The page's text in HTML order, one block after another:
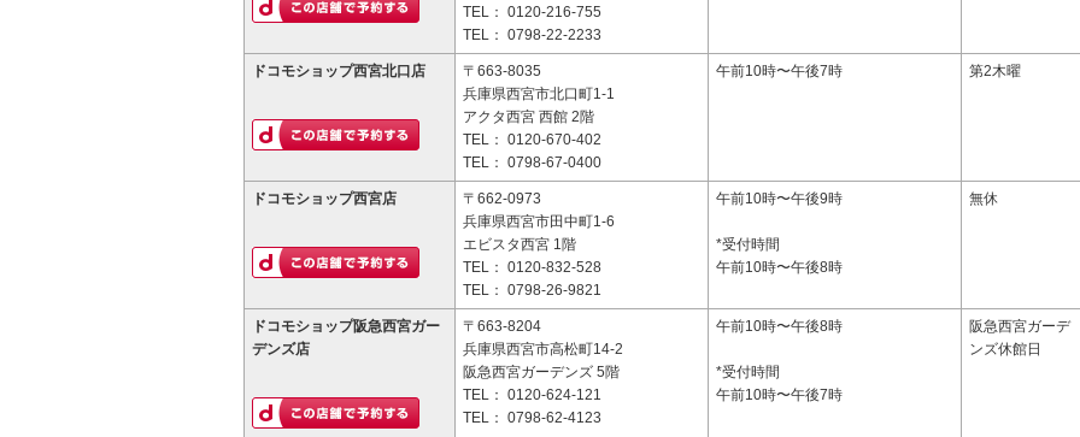
TEL： 0120-216-755
TEL： 0798-22-2233
ドコモショップ西宮北口店
〒663-8035
兵庫県西宮市北口町1-1
アクタ西宮 西館 2階
TEL： 0120-670-402
TEL： 0798-67-0400
午前10時〜午後7時 第2木曜
ドコモショップ西宮店
〒662-0973
兵庫県西宮市田中町1-6
エビスタ西宮 1階
TEL： 0120-832-528
TEL： 0798-26-9821
午前10時〜午後9時
*受付時間
午前10時〜午後8時
無休
ドコモショップ阪急西宮ガー
デンズ店
〒663-8204
兵庫県西宮市高松町14-2
阪急西宮ガーデンズ 5階
TEL： 0120-624-121
TEL： 0798-62-4123
午前10時〜午後8時
*受付時間
午前10時〜午後7時
阪急西宮ガーデ
ンズ休館日